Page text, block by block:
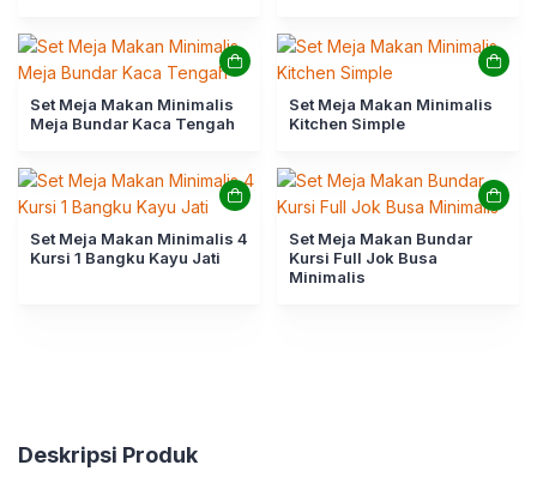
Set Meja Makan Minimalis
Meja Bundar Kaca Tengah
Set Meja Makan Minimalis
Kitchen Simple
Set Meja Makan Minimalis 4
Kursi 1 Bangku Kayu Jati
Set Meja Makan Bundar
Kursi Full Jok Busa
Minimalis
Deskripsi Produk